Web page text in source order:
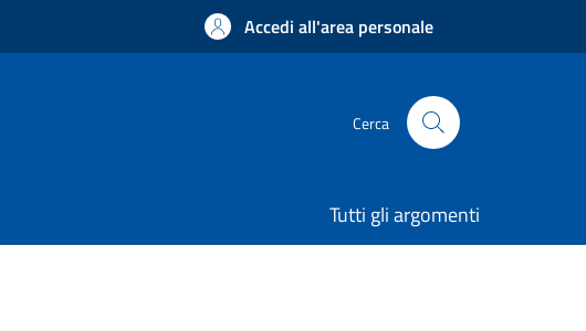
Accedi all'area personale
Cerca
Tutti gli argomenti